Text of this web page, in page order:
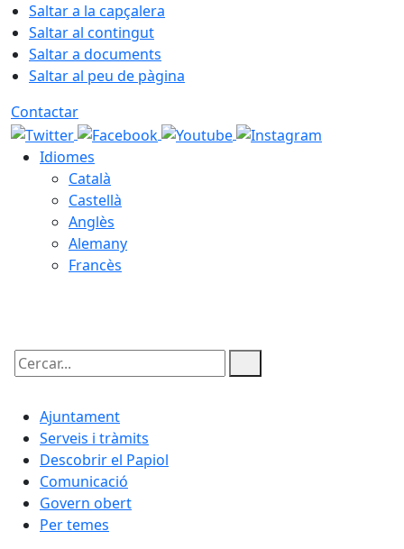
Saltar a la capçalera
Saltar al contingut
Saltar a documents
Saltar al peu de pàgina
Contactar
Idiomes
Català
Castellà
Anglès
Alemany
Francès
Cercar:
Ajuntament
Serveis i tràmits
Descobrir el Papiol
Comunicació
Govern obert
Per temes